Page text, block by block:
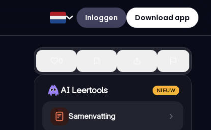
Inloggen Download app
AI Leertools NIEUW
Samenvatting